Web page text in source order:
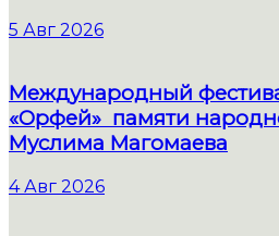
5 Авг 2026
Международный
«Орфей» памяти
Муслима Магомаева
4 Авг 2026